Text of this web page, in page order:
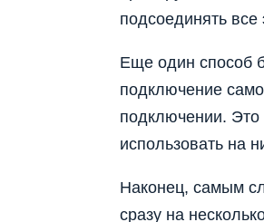
подсоединять
Еще один способ
подключение
подключении. Это
использовать на
Наконец, самым
сразу на